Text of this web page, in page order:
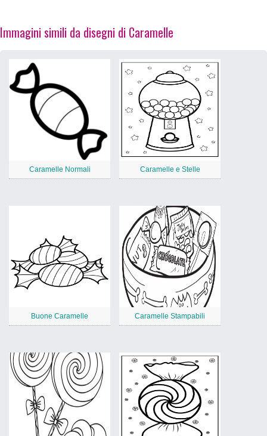
Immagini simili da disegni di Caramelle
Caramelle Normali Caramelle e Stelle
Buone Caramelle Caramelle Stampabili